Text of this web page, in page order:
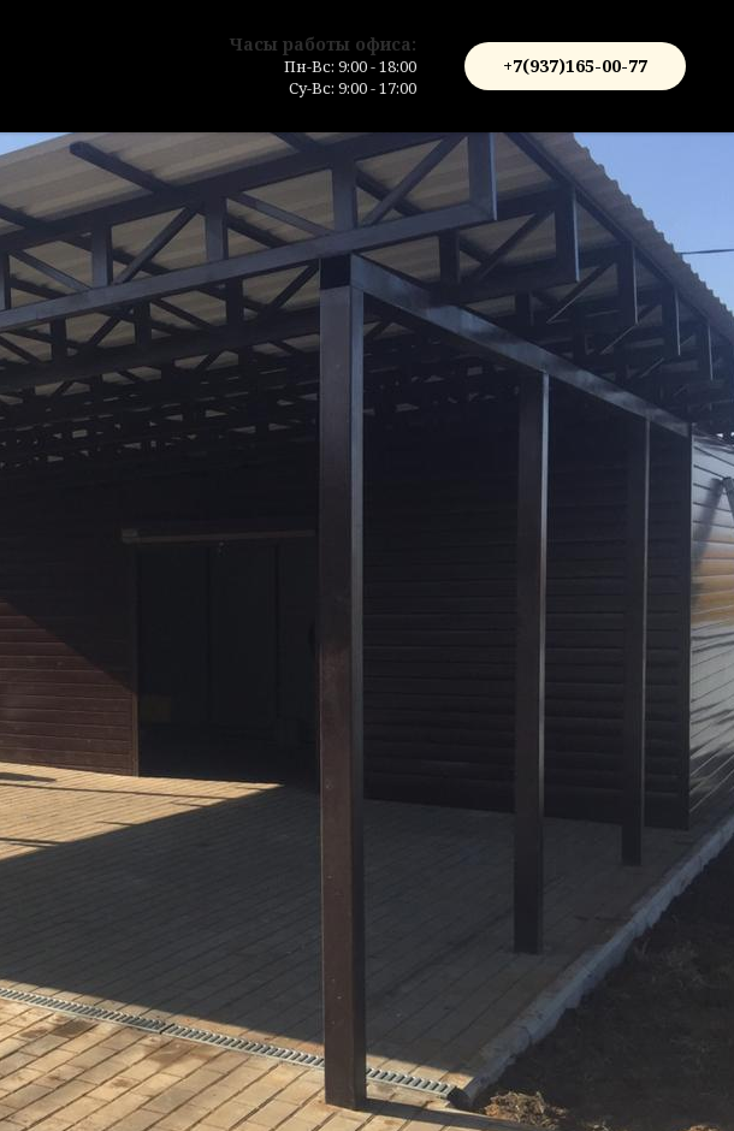
Часы работы офиса:
Пн-Вс: 9:00 - 18:00
Су-Вс: 9:00 - 17:00
+7(937)165-00-77